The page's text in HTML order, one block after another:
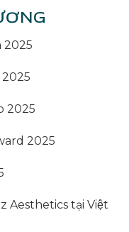
2025
2025
2025
Aesthetics tại Việt